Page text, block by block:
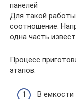
панелей
Для такой
соотношение.
одна часть
Процесс
этапов:
В емкости